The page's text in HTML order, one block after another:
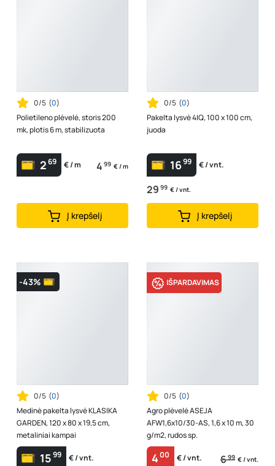
0/5 (0)
Polietileno plėvelė, storis 200
mk, plotis 6 m, stabilizuota
269 € / m 4 99 € / m
Į krepšelį
0/5 (0)
Pakelta lysvė 4IQ, 100 x 100 cm,
juoda
1699 € / vnt.
29 99 € / vnt.
Į krepšelį
-43%
0/5 (0)
Medinė pakelta lysvė KLASIKA
GARDEN, 120 x 80 x 19,5 cm,
metaliniai kampai
1599 € / vnt.
IŠPARDAVIMAS
0/5 (0)
Agro plėvelė ASEJA
AFW1,6x10/30-AS, 1,6 x 10 m, 30
g/m2, rudos sp.
400 € / vnt. 699 € / vnt.